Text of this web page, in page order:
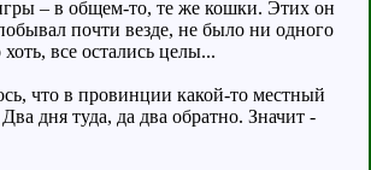
– в общем-то, те же кошки. Этих он
почти везде, не было ни одного
все остались целы...
что в провинции какой-то местный
дня туда, да два обратно. Значит -